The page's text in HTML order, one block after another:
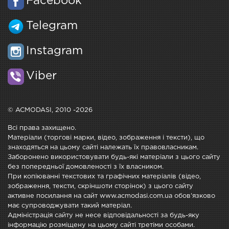
Telegram
Instagram
Viber
© ACMODASI, 2010 -2026
Всі права захищено.
Матеріали (торгові марки, відео, зображення і тексти), що
знаходяться на цьому сайті належать їх правовласникам.
Заборонено використовувати будь-які матеріали з цього сайту
без попередньої домовленості з їх власником.
При копіюванні текстових та графічних матеріалів (відео,
зображення, тексти, скріншоти сторінок) з цього сайту
активне посилання на сайт www.acmodasi.com.ua обов'язково
має супроводжувати такий матеріал.
Адміністрація сайту не несе відповідальності за будь-яку
інформацію розміщену на цьому сайті третіми особами.